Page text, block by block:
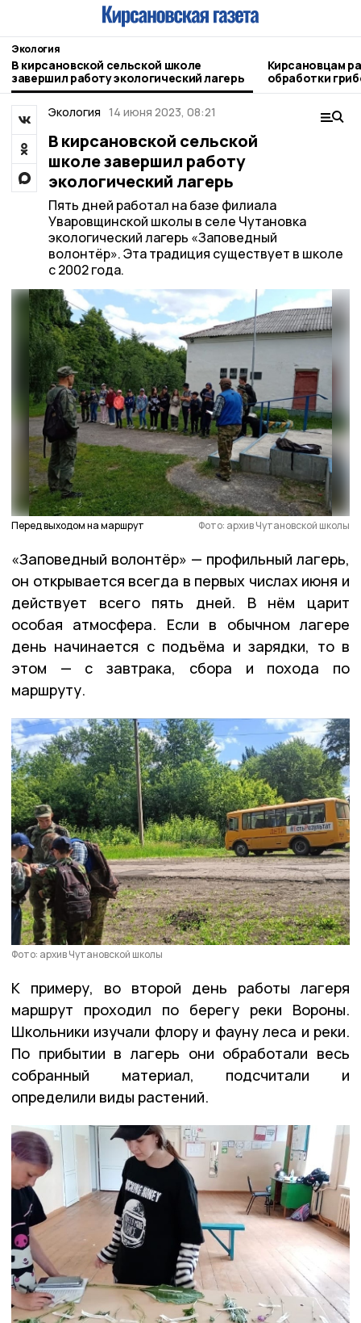
Экология
В кирсановской сельской школе
завершил работу экологический лагерь
Кирсановцам
обработки
Экология 14 июня 2023, 08:21
В кирсановской сельской
школе завершил работу
экологический лагерь
Пять дней работал на базе филиала
Уваровщинской школы в селе Чутановка
экологический лагерь «Заповедный
волонтёр». Эта традиция существует в школе
с 2002 года.
Перед выходом на маршрут Фото: архив Чутановской школы
«Заповедный волонтёр» — профильный лагерь,
он открывается всегда в первых числах июня и
действует всего пять дней. В нём царит
особая атмосфера. Если в обычном лагере
день начинается с подъёма и зарядки, то в
этом — с завтрака, сбора и похода по
маршруту.
Фото: архив Чутановской школы
К примеру, во второй день работы лагеря
маршрут проходил по берегу реки Вороны.
Школьники изучали флору и фауну леса и реки.
По прибытии в лагерь они обработали весь
собранный материал, подсчитали и
определили виды растений.